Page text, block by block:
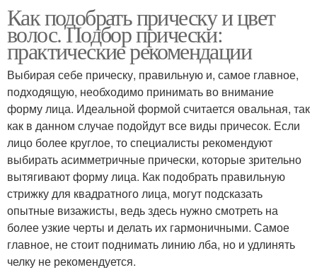
Как подобрать прическу и цвет
волос. Подбор прически:
практические рекомендации
Выбирая себе прическу, правильную и, самое главное,
подходящую, необходимо принимать во внимание
форму лица. Идеальной формой считается овальная, так
как в данном случае подойдут все виды причесок. Если
лицо более круглое, то специалисты рекомендуют
выбирать асимметричные прически, которые зрительно
вытягивают форму лица. Как подобрать правильную
стрижку для квадратного лица, могут подсказать
опытные визажисты, ведь здесь нужно смотреть на
более узкие черты и делать их гармоничными. Самое
главное, не стоит поднимать линию лба, но и удлинять
челку не рекомендуется.